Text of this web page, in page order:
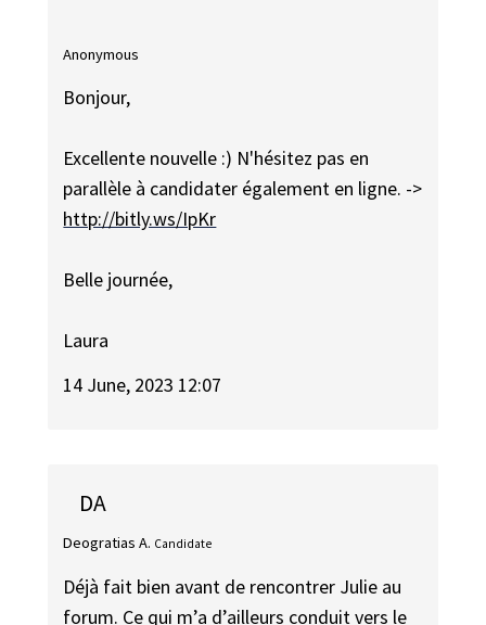
Anonymous
Bonjour,
Excellente nouvelle :) N'hésitez pas en
parallèle à candidater également en ligne. ->
http://bitly.ws/IpKr
Belle journée,
Laura
14 June, 2023 12:07
DA
Deogratias A. Candidate
Déjà fait bien avant de rencontrer Julie au
forum. Ce qui m’a d’ailleurs conduit vers le